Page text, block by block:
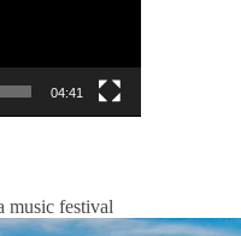
04:41
music festival